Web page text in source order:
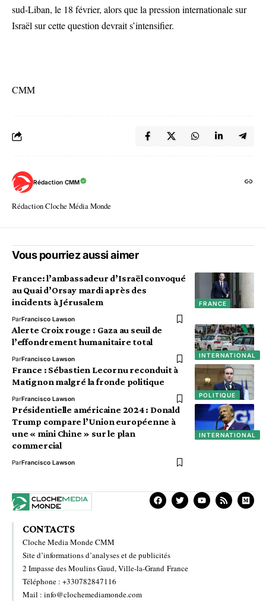
sud-Liban, le 18 février, alors que la pression internationale sur
Israël sur cette question devrait s’intensifier.
CMM
Rédaction CMM
Rédaction Cloche Média Monde
Vous pourriez aussi aimer
FRANCE
France: l’ambassadeur d’Israël convoqué
au Quai d’Orsay mardi après des
incidents à Jérusalem
ParFrancisco Lawson
INTERNATIONAL
Alerte Croix rouge : Gaza au seuil de
l’effondrement humanitaire total
ParFrancisco Lawson
POLITIQUE
France : Sébastien Lecornu reconduit à
Matignon malgré la fronde politique
ParFrancisco Lawson
INTERNATIONAL
Présidentielle américaine 2024 : Donald
Trump compare l’Union européenne à
une « mini Chine » sur le plan
commercial
ParFrancisco Lawson
CONTACTS
Cloche Media Monde CMM
Site d’informations d’analyses et de publicités
2 Impasse des Moulins Gaud, Ville-la-Grand France
Téléphone : +330782847116
Mail : info@clochemediamonde.com